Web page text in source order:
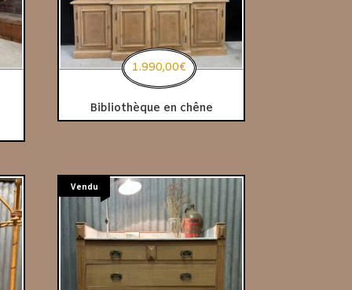
Bibliothèque en chêne
1.990,00€
Vendu